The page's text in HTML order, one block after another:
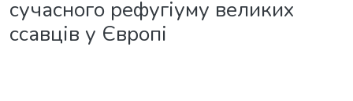
сучасного рефугіуму великих
ссавців у Європі